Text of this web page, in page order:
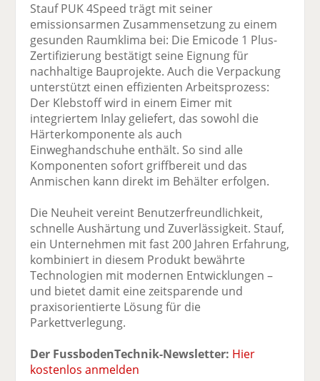
Stauf PUK 4Speed trägt mit seiner
emissionsarmen Zusammensetzung zu einem
gesunden Raumklima bei: Die Emicode 1 Plus-
Zertifizierung bestätigt seine Eignung für
nachhaltige Bauprojekte. Auch die Verpackung
unterstützt einen effizienten Arbeitsprozess:
Der Klebstoff wird in einem Eimer mit
integriertem Inlay geliefert, das sowohl die
Härterkomponente als auch
Einweghandschuhe enthält. So sind alle
Komponenten sofort griffbereit und das
Anmischen kann direkt im Behälter erfolgen.
Die Neuheit vereint Benutzerfreundlichkeit,
schnelle Aushärtung und Zuverlässigkeit. Stauf,
ein Unternehmen mit fast 200 Jahren Erfahrung,
kombiniert in diesem Produkt bewährte
Technologien mit modernen Entwicklungen –
und bietet damit eine zeitsparende und
praxisorientierte Lösung für die
Parkettverlegung.
Der FussbodenTechnik-Newsletter: Hier
kostenlos anmelden